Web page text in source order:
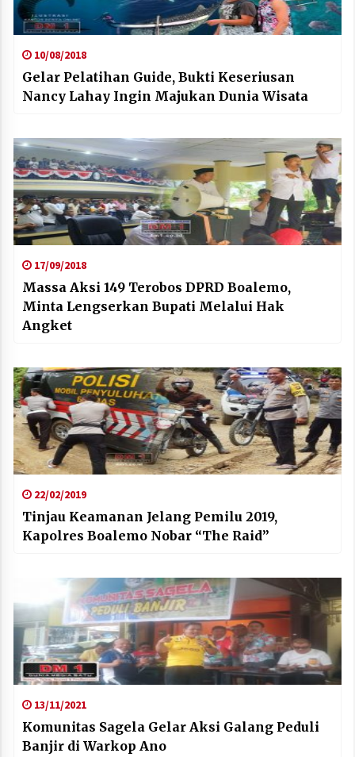
10/08/2018
Gelar Pelatihan Guide, Bukti Keseriusan
Nancy Lahay Ingin Majukan Dunia Wisata
17/09/2018
Massa Aksi 149 Terobos DPRD Boalemo,
Minta Lengserkan Bupati Melalui Hak
Angket
22/02/2019
Tinjau Keamanan Jelang Pemilu 2019,
Kapolres Boalemo Nobar “The Raid”
13/11/2021
Komunitas Sagela Gelar Aksi Galang Peduli
Banjir di Warkop Ano